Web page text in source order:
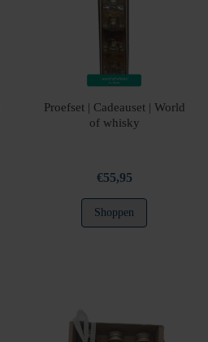
Proefset | Cadeauset | World
of whisky
€55,95
Shoppen